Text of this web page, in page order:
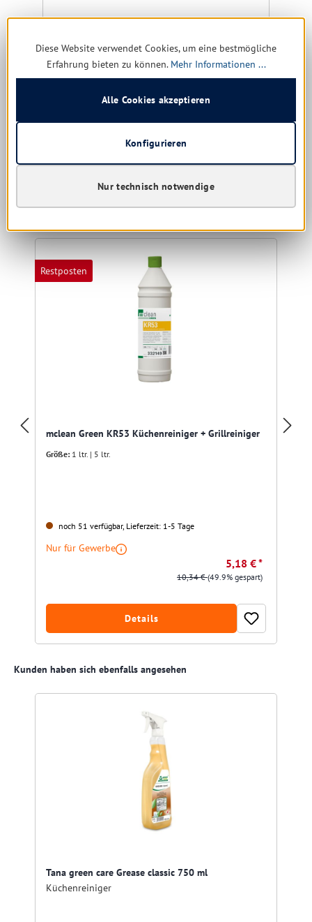
Sofort verfügbar, Lieferzeit: 1-5 Tage
Nur für Gewerbe
5,68 € *
Restposten
mclean Green KR53 Küchenreiniger + Grillreiniger
Größe: 1 ltr. | 5 ltr.
noch 51 verfügbar, Lieferzeit: 1-5 Tage
Nur für Gewerbe
5,18 € *
10,34 €(49.9% gespart)
Details
Produktgalerie überspringen
Kunden haben sich ebenfalls angesehen
Tana green care Grease classic 750 ml
Küchenreiniger
Diese Website verwendet Cookies, um eine bestmögliche
Erfahrung bieten zu können. Mehr Informationen ...
Nur technisch notwendige
Konfigurieren
Alle Cookies akzeptieren